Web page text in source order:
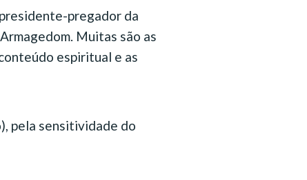
pregador da
Muitas são as
espiritual e as
pela sensitividade do